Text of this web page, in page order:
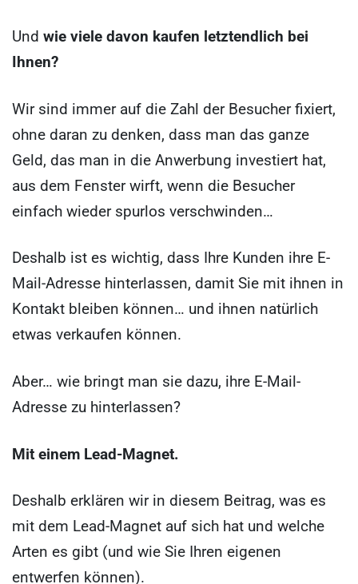
Und wie viele davon kaufen letztendlich bei
Ihnen?
Wir sind immer auf die Zahl der Besucher fixiert,
ohne daran zu denken, dass man das ganze
Geld, das man in die Anwerbung investiert hat,
aus dem Fenster wirft, wenn die Besucher
einfach wieder spurlos verschwinden…
Deshalb ist es wichtig, dass Ihre Kunden ihre E-
Mail-Adresse hinterlassen, damit Sie mit ihnen in
Kontakt bleiben können… und ihnen natürlich
etwas verkaufen können.
Aber… wie bringt man sie dazu, ihre E-Mail-
Adresse zu hinterlassen?
Mit einem Lead-Magnet.
Deshalb erklären wir in diesem Beitrag, was es
mit dem Lead-Magnet auf sich hat und welche
Arten es gibt (und wie Sie Ihren eigenen
entwerfen können).